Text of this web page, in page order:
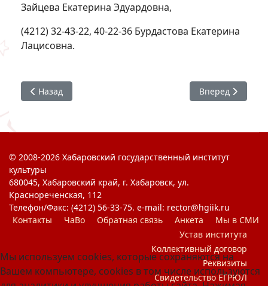
Зайцева Екатерина Эдуардовна,
(4212) 32-43-22, 40-22-36 Бурдастова Екатерина
Лацисовна.
Предыдущий: Ректор ХГИК 2024
Назад Следующий:
Вперед
© 2008-2026 Хабаровский государственный институт
культуры
680045, Хабаровский край, г. Хабаровск, ул.
Краснореченская, 112
Телефон/Факс: (4212) 56-33-75. e-mail: rector@hgiik.ru
Контакты
ЧаВо Обратная связь Анкета
Мы в СМИ
Устав института
Коллективный договор
Реквизиты
Свидетельство ЕГРЮЛ
Мы используем cookies, которые сохраняются на
Вашем компьютере, cookies в том числе используются